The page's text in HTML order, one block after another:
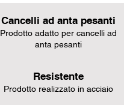
Cancelli ad anta pesanti
Prodotto adatto per cancelli ad
anta pesanti
Resistente
Prodotto realizzato in acciaio